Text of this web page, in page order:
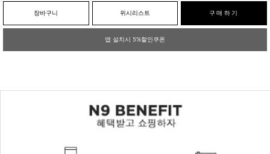
장바구니 위시리스트 구매하기
앱 설치시 5%할인쿠폰